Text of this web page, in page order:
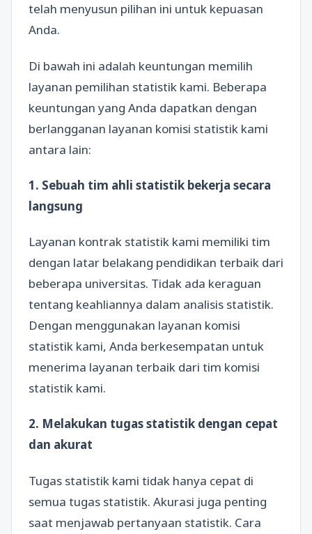
telah menyusun pilihan ini untuk kepuasan
Anda.
Di bawah ini adalah keuntungan memilih
layanan pemilihan statistik kami. Beberapa
keuntungan yang Anda dapatkan dengan
berlangganan layanan komisi statistik kami
antara lain:
1. Sebuah tim ahli statistik bekerja secara
langsung
Layanan kontrak statistik kami memiliki tim
dengan latar belakang pendidikan terbaik dari
beberapa universitas. Tidak ada keraguan
tentang keahliannya dalam analisis statistik.
Dengan menggunakan layanan komisi
statistik kami, Anda berkesempatan untuk
menerima layanan terbaik dari tim komisi
statistik kami.
2. Melakukan tugas statistik dengan cepat
dan akurat
Tugas statistik kami tidak hanya cepat di
semua tugas statistik. Akurasi juga penting
saat menjawab pertanyaan statistik. Cara